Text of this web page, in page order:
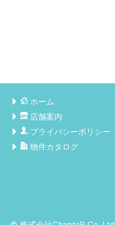
ホーム
店舗案内
プライバシーポリシー
物件カタログ